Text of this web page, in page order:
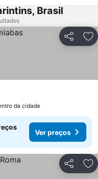
Brasil
Partilhar
da cidade
Ver preços
Partilhar